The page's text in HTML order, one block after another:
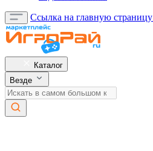
Ссылка на главную страницу
Каталог
Везде